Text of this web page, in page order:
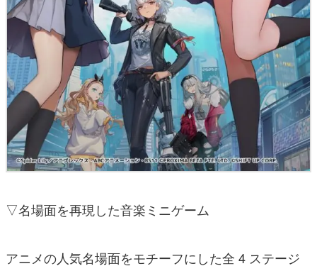
▽名場面を再現した音楽ミニゲーム
アニメの人気名場面をモチーフにした全 4 ステージ